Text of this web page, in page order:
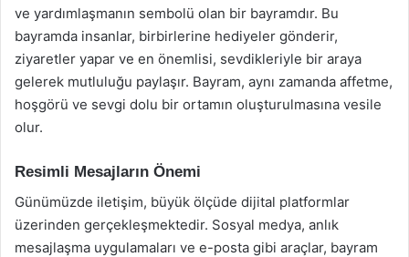
ve yardımlaşmanın sembolü olan bir bayramdır. Bu
bayramda insanlar, birbirlerine hediyeler gönderir,
ziyaretler yapar ve en önemlisi, sevdikleriyle bir araya
gelerek mutluluğu paylaşır. Bayram, aynı zamanda affetme,
hoşgörü ve sevgi dolu bir ortamın oluşturulmasına vesile
olur.
Resimli Mesajların Önemi
Günümüzde iletişim, büyük ölçüde dijital platformlar
üzerinden gerçekleşmektedir. Sosyal medya, anlık
mesajlaşma uygulamaları ve e-posta gibi araçlar, bayram